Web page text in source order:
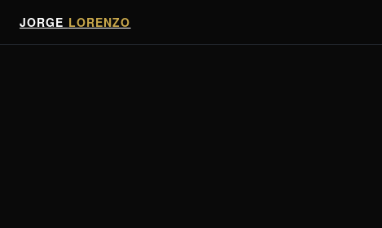
JORGE LORENZO